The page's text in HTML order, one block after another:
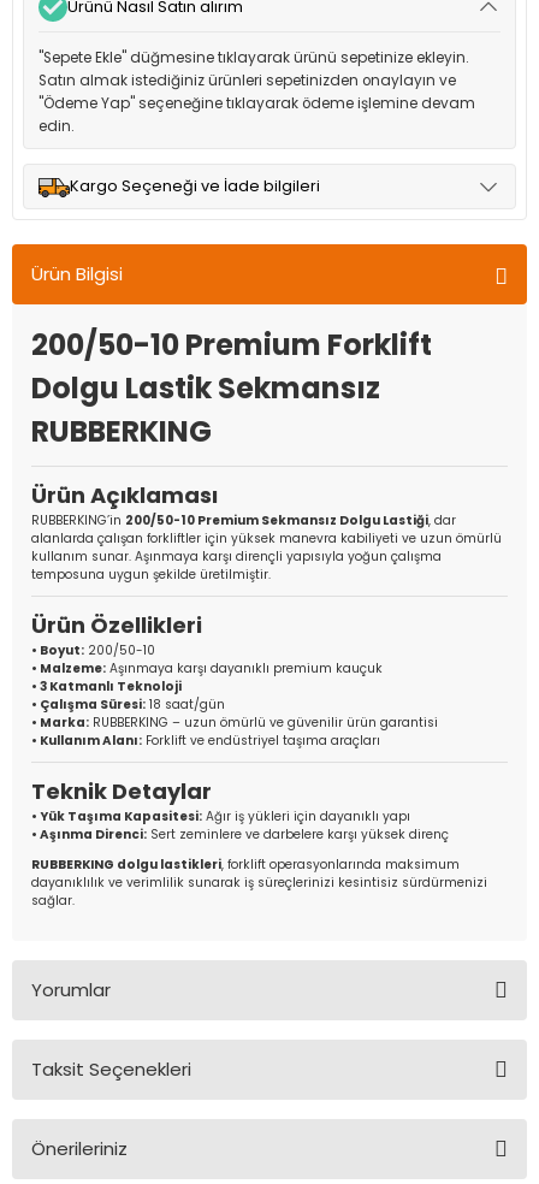
Ürünü Nasıl Satın alırım
"Sepete Ekle" düğmesine tıklayarak ürünü sepetinize ekleyin.
Satın almak istediğiniz ürünleri sepetinizden onaylayın ve
"Ödeme Yap" seçeneğine tıklayarak ödeme işlemine devam
edin.
Kargo Seçeneği ve İade bilgileri
adresinize teslim edilir.
Ürün Bilgisi
200/50-10 Premium Forklift
Dolgu Lastik Sekmansız
RUBBERKING
Ürün Açıklaması
RUBBERKING’in 200/50-10 Premium Sekmansız Dolgu Lastiği, dar
alanlarda çalışan forkliftler için yüksek manevra kabiliyeti ve uzun ömürlü
kullanım sunar. Aşınmaya karşı dirençli yapısıyla yoğun çalışma
temposuna uygun şekilde üretilmiştir.
Ürün Özellikleri
• Boyut: 200/50-10
• Malzeme: Aşınmaya karşı dayanıklı premium kauçuk
• 3 Katmanlı Teknoloji
• Çalışma Süresi: 18 saat/gün
• Marka: RUBBERKING – uzun ömürlü ve güvenilir ürün garantisi
• Kullanım Alanı: Forklift ve endüstriyel taşıma araçları
Teknik Detaylar
• Yük Taşıma Kapasitesi: Ağır iş yükleri için dayanıklı yapı
• Aşınma Direnci: Sert zeminlere ve darbelere karşı yüksek direnç
RUBBERKING dolgu lastikleri, forklift operasyonlarında maksimum
dayanıklılık ve verimlilik sunarak iş süreçlerinizi kesintisiz sürdürmenizi
sağlar.
Yorumlar
Taksit Seçenekleri
Önerileriniz